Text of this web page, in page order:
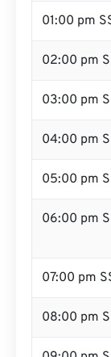
01:00 pm
02:00 pm
03:00 pm
04:00 pm
05:00 pm
06:00 pm
07:00 pm
08:00 pm